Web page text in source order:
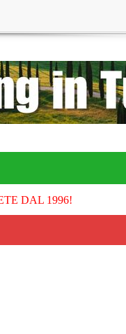
DAL 1996!